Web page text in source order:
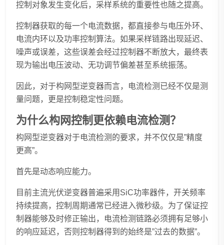
控制对象发生变化后，采样系统的重要性也随之提高。
控制器获取的每一个电流数据，都直接参与电压外环、
电流内环以及功率控制算法。如果采样链路出现延迟、
噪声或误差，这些误差会经过控制器不断放大，最终表
现为输出电压波动、无功调节偏差甚至系统振荡。
因此，对于构网型逆变器而言，电流检测已经不仅是测
量问题，更是控制稳定性问题。
为什么构网控制更依赖电流检测？
构网型逆变器对于电流检测的要求，并不仅仅是”精度
更高”。
首先是动态响应能力。
目前主流光伏逆变器普遍采用SiC功率器件，开关频率
持续提高，控制周期通常已经进入微秒级。为了保证控
制器能够及时修正输出，电流检测链路必须拥有足够小
的响应延迟，否则控制器得到的始终是”过去的数据”。